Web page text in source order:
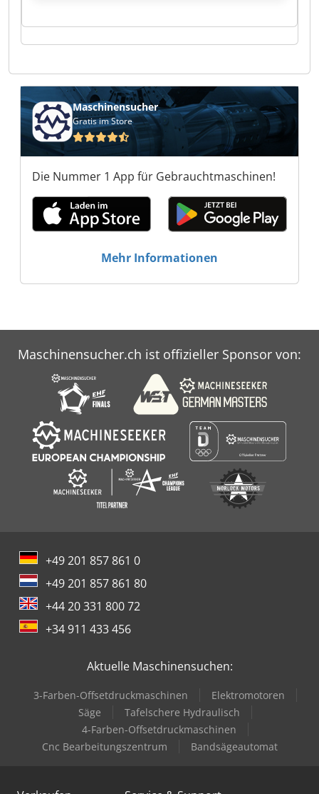
GmbH Europress Umwelttechnik GmbH
Europress Umwelttechnik GmbH Europress
GmbH Europress Umwelttechnik GmbH
Europress Umwelttechnik GmbH Europress
Umwelttechnik GmbH Europress Umwelttechnik
GmbH Europress Umwelttechnik GmbH
Europress Umwelttechnik GmbH Europress
Umwelttechnik GmbH Europress Umwelttechnik
Maschinensucher
Gratis im Store
Die Nummer 1 App für Gebrauchtmaschinen!
Mehr Informationen
Maschinensucher.ch ist offizieller Sponsor von:
+49 201 857 861 0
+49 201 857 861 80
+44 20 331 800 72
+34 911 433 456
Aktuelle Maschinensuchen:
3-Farben-Offsetdruckmaschinen
Elektromotoren
Säge
Tafelschere Hydraulisch
4-Farben-Offsetdruckmaschinen
Cnc Bearbeitungszentrum
Bandsägeautomat